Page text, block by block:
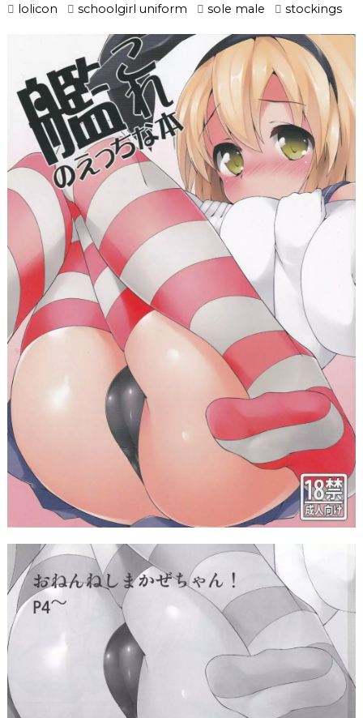
lolicon
schoolgirl uniform sole male stockings